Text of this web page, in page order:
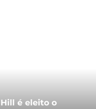
é eleito o